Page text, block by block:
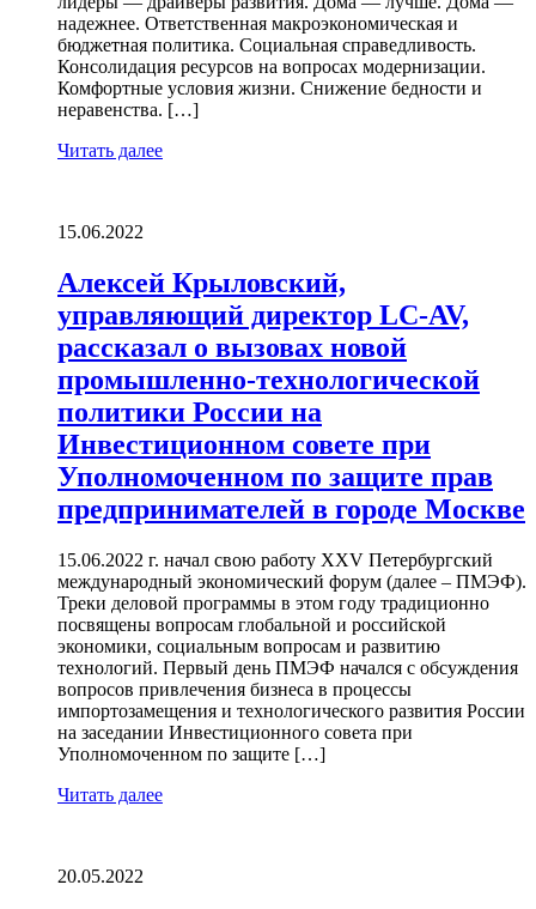
надежнее. Ответственная макроэкономическая и
бюджетная политика. Социальная справедливость.
Консолидация ресурсов на вопросах модернизации.
Комфортные условия жизни. Снижение бедности и
неравенства. […]
Читать далее
15.06.2022
Алексей Крыловский,
управляющий директор LC-AV,
рассказал о вызовах новой
промышленно-технологической
политики России на
Инвестиционном совете при
Уполномоченном по защите прав
предпринимателей в городе Москве
15.06.2022 г. начал свою работу XXV Петербургский
международный экономический форум (далее – ПМЭФ).
Треки деловой программы в этом году традиционно
посвящены вопросам глобальной и российской
экономики, социальным вопросам и развитию
технологий. Первый день ПМЭФ начался с обсуждения
вопросов привлечения бизнеса в процессы
импортозамещения и технологического развития России
на заседании Инвестиционного совета при
Уполномоченном по защите […]
Читать далее
20.05.2022